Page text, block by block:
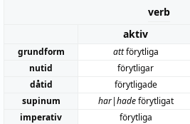
verb
aktiv
grundform attförytliga
nutid
förytligar
dåtid
förytligade
supinum
har|hadeförytligat
imperativ
förytliga